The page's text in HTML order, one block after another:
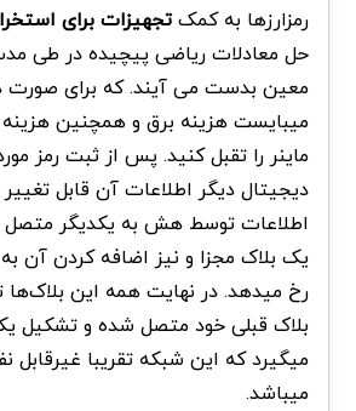
رمزارزها به کمکتجهیزات برای
حل معادلات ریاضی پیچیده در طی
معین بدست می آیند. که برای
میبایست هزینه برق و همچنین
ماینر را تقبل کنید. پس از ثبت رمز
دیجیتال دیگر اطلاعات آن قابل تغییر
اطلاعات توسط هش به یکدیگر
یک بلاک مجزا و نیز اضافه کردن آن
رخ میدهد. در نهایت همه این
بلاک قبلی خود متصل شده و تشکیل
میگیرد که این شبکه تقریبا غیرقابل
میباشد.